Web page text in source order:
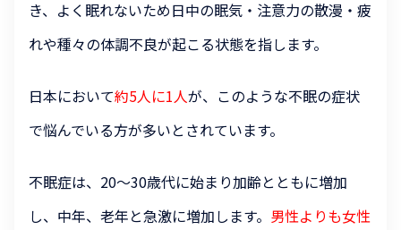
き、よく眠れないため日中の眠気・注意力の散漫・疲
れや種々の体調不良が起こる状態を指します。
日本において約5人に1人が、このような不眠の症状
で悩んでいる方が多いとされています。
不眠症は、20～30歳代に始まり加齢とともに増加
し、中年、老年と急激に増加します。 男性よりも女性